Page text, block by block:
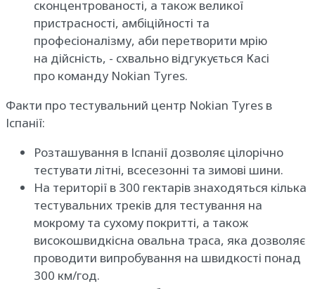
сконцентрованості, а також великої
пристрасності, амбіційності та
професіоналізму, аби перетворити мрію
на дійсність, - схвально відгукується Касі
про команду Nokian Tyres.
Факти про тестувальний центр Nokian Tyres в
Іспанії:
Розташування в Іспанії дозволяє цілорічно
тестувати літні, всесезонні та зимові шини.
На території в 300 гектарів знаходяться кілька
тестувальних треків для тестування на
мокрому та сухому покритті, а також
високошвидкісна овальна траса, яка дозволяє
проводити випробування на швидкості понад
300 км/год.